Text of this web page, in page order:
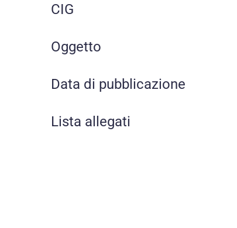
CIG
Oggetto
Data di pubblicazione
Lista allegati